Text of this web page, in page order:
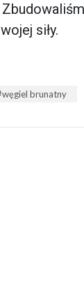
siły.
węgiel brunatny